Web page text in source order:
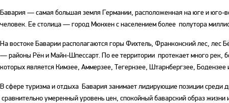
Бавария — самая большая земля Германии, расположенная на юге и юго-
человек. Ее столица — город Мюнхен с населением более полутора
На востоке Баварии располагаются горы Фихтель, Франконский лес,
— районы Рён и Майн-Шпессарт. По ее территории протекает много рек,
которых является Кимзее, Аммерзее, Тегернзее, Штарнбергзее,
В сфере туризма и отдыха Бавария занимает лидирующие позиции среди
сравнительно умеренный уровень цен, спокойный баварский образ